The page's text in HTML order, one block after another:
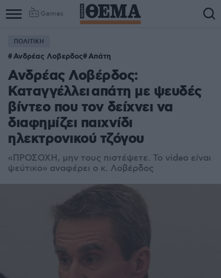
Games
ΠΟΛΙΤΙΚΗ
Ανδρέας Λοβερδος Απάτη
Ανδρέας Λοβέρδος:
Καταγγέλλει απάτη με ψευδές
βίντεο που τον δείχνει να
διαφημίζει παιχνίδι
ηλεκτρονικού τζόγου
«ΠΡΟΣΟΧΗ, μην τους πιστέψετε. Το video είναι
ψεύτικο» αναφέρει ο κ. Λοβέρδος